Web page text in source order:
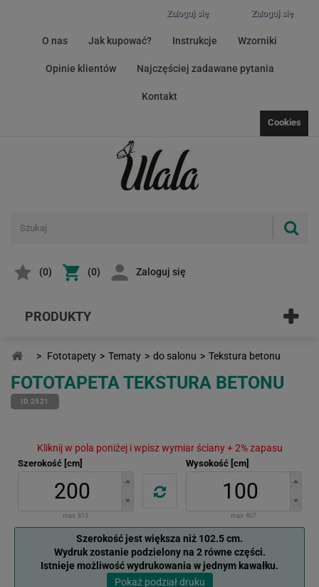
Zaloguj się
Zaloguj się
O nas Jak kupować? Instrukcje Wzorniki
Opinie klientów Najczęściej zadawane pytania
Kontakt
Cookies
(0) (0) Zaloguj się
PRODUKTY
> Fototapety > Tematy > do salonu > Tekstura betonu
FOTOTAPETA TEKSTURA BETONU
ID 2521
Kliknij w pola poniżej i wpisz wymiar ściany + 2% zapasu
Szerokość [cm]
max: 813
Wysokość [cm]
max: 407
Szerokość jest większa niż 102.5 cm.
Wydruk zostanie podzielony na 2 równe części.
Istnieje możliwość wydrukowania w jednym kawałku.
Pokaż podział druku